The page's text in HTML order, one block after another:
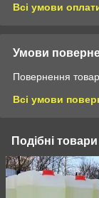
Всі умови
Умови
Повернення
Всі умови
Подібні